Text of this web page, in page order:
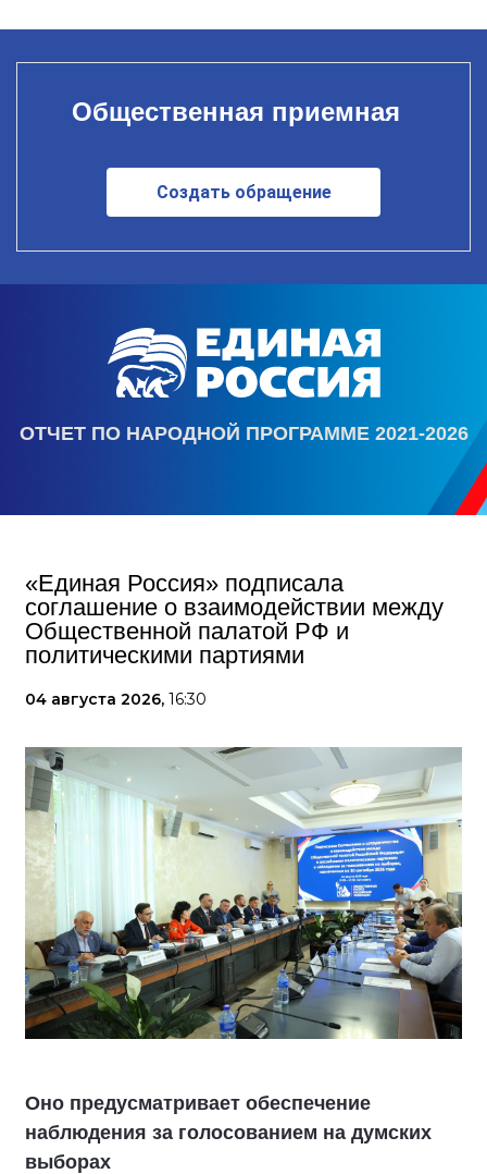
Общественная приемная
Создать обращение
ОТЧЕТ ПО НАРОДНОЙ ПРОГРАММЕ 2021-2026
«Единая Россия» подписала
соглашение о взаимодействии между
Общественной палатой РФ и
политическими партиями
04 августа 2026, 16:30
Оно предусматривает обеспечение
наблюдения за голосованием на думских
выборах